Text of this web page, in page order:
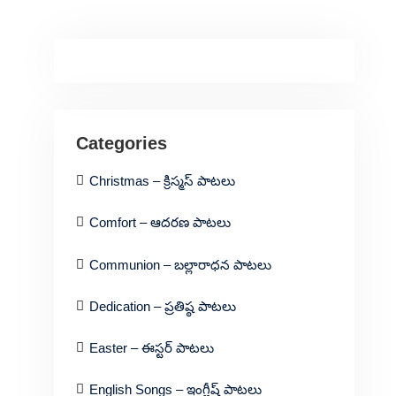
Categories
Christmas – క్రిస్మస్ పాటలు
Comfort – ఆదరణ పాటలు
Communion – బల్లారాధన పాటలు
Dedication – ప్రతిష్ఠ పాటలు
Easter – ఈస్టర్ పాటలు
English Songs – ఇంగ్లీష్ పాటలు